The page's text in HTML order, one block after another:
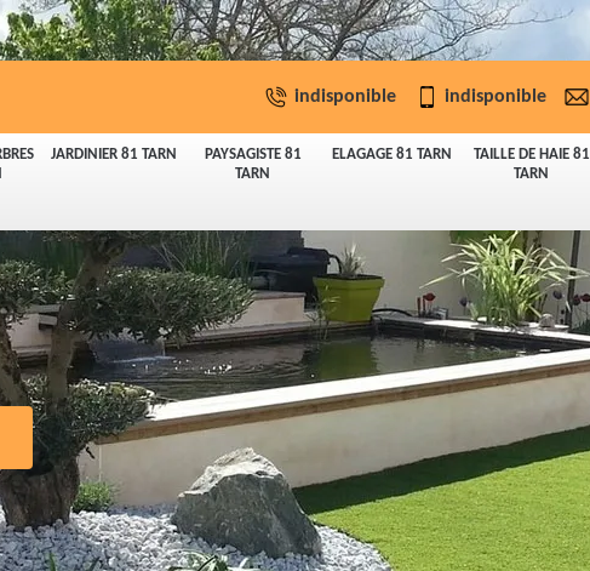
JARDINIER 81 TARN
PAYSAGISTE 81
TARN
ELAGAGE 81 TARN
TAILLE DE HAIE 81
TARN
indisponible indisponible